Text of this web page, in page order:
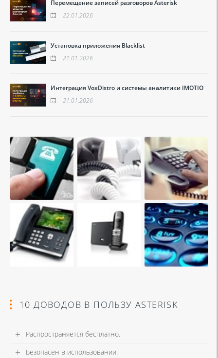
Перемещение записей разговоров Asterisk
22.01.2026
Установка приложения Blacklist
21.01.2026
Интеграция VoxDistro и системы аналитики IMOTIO
21.01.2026
10 ДОВОДОВ В ПОЛЬЗУ ASTERISK
Распространяется бесплатно.
Безопасен в использовании.